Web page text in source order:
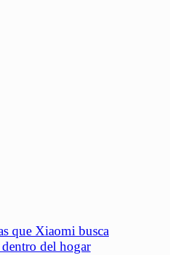
que Xiaomi busca
del hogar